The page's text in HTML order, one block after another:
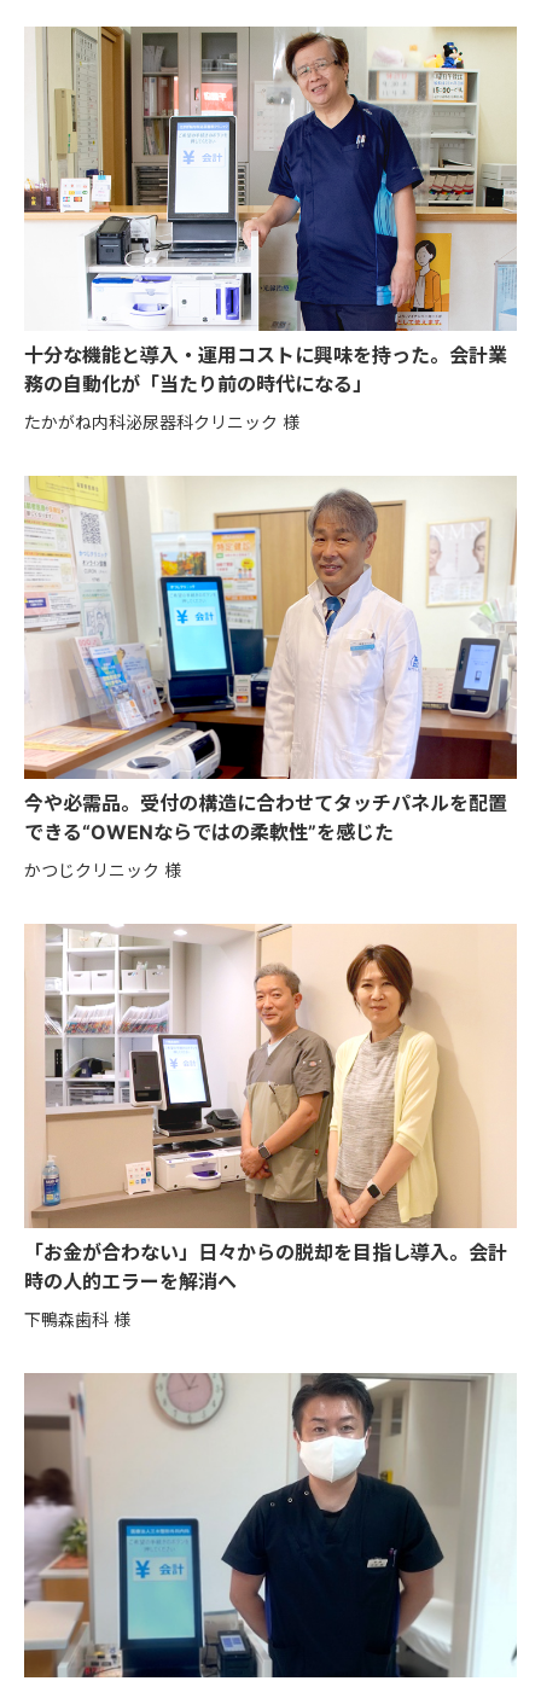
十分な機能と導入・運用コストに興味を持った。会計業
務の自動化が「当たり前の時代になる」
たかがね内科泌尿器科クリニック 様
今や必需品。受付の構造に合わせてタッチパネルを配置
できる“OWENならではの柔軟性”を感じた
かつじクリニック 様
「お金が合わない」日々からの脱却を目指し導入。会計
時の人的エラーを解消へ
下鴨森歯科 様